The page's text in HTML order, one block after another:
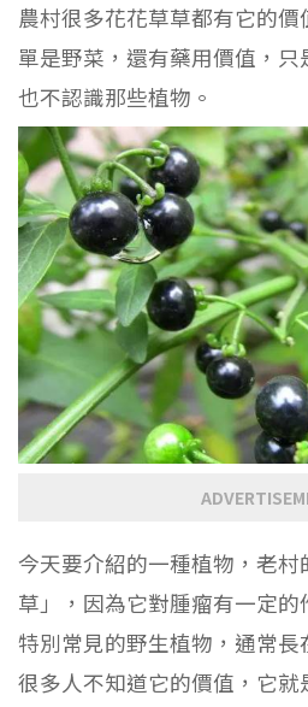
農村很多花花草草都有它的
單是野菜，還有藥用價值，只
也不認識那些植物。
今天要介紹的一種植物，老
草」，因為它對腫瘤有一定
特別常見的野生植物，通常
很多人不知道它的價值，它就